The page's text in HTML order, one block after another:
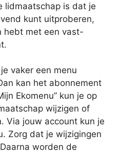
lidmaatschap is dat je
kunt uitproberen,
hebt met een vast-
vaker een menu
kan het abonnement
Ekomenu” kun je op
wijzigen of
Via jouw account kun je
Zorg dat je wijzigingen
worden de